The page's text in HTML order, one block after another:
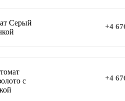
Серый
+4
с
+4